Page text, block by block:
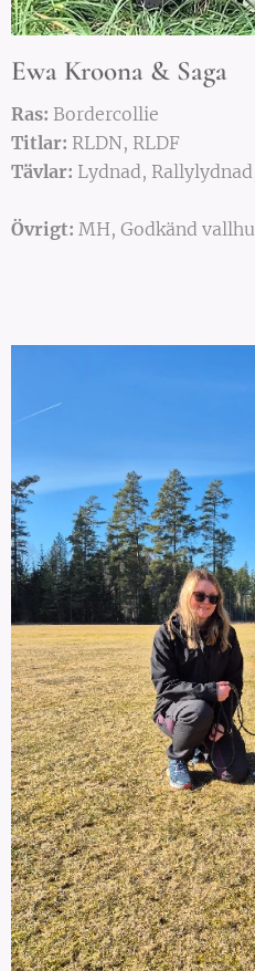
Ewa Kroona & Saga
Ras: Bordercollie
Titlar: RLDN, RLDF
Tävlar: Lydnad,
Övrigt: MH, Godkänd